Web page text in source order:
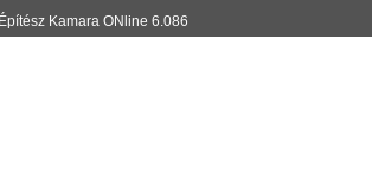
Kamara ONline 6.086